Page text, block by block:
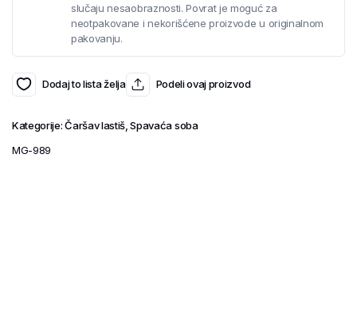
slučaju nesaobraznosti. Povrat je moguć za
neotpakovane i nekorišćene proizvode u originalnom
pakovanju.
Dodaj to lista želja Podeli ovaj proizvod
Kategorije:Čaršav lastiš ,Spavaća soba
MG-989